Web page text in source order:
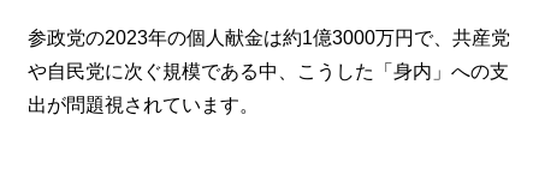
参政党の2023年の個人献金は約1億3000万円で、共産党
や自民党に次ぐ規模である中、こうした「身内」への支
出が問題視されています。